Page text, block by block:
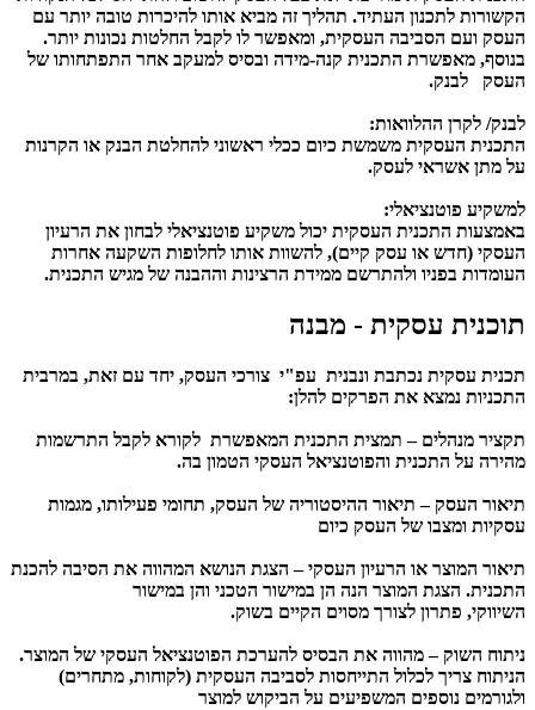
הקשורות לתכנון העתיד. תהליך זה מביא אותו להיכרות טובה יותר עם
העסק ועם הסביבה העסקית, ומאפשר לו לקבל החלטות נכונות יותר.
בנוסף, מאפשרת התכנית קנה-מידה ובסיס למעקב אחר התפתחותו של
העסק לבנק.
לבנק/ לקרן ההלוואות:
התכנית העסקית משמשת כיום ככלי ראשוני להחלטת הבנק או הקרנות
על מתן אשראי לעסק.
למשקיע פוטנציאלי:
באמצעות התכנית העסקית יכול משקיע פוטנציאלי לבחון את הרעיון
העסקי (חדש או עסק קיים), להשוות אותו לחלופות השקעה אחרות
העומדות בפניו ולהתרשם ממידת הרצינות וההבנה של מגיש התכנית.
תוכנית עסקית - מבנה
תכנית עסקית נכתבת ונבנית עפ"י צורכי העסק, יחד עם זאת, במרבית
התכניות נמצא את הפרקים להלן:
תקציר מנהלים – תמצית התכנית המאפשרת לקורא לקבל התרשמות
מהירה על התכנית והפוטנציאל העסקי הטמון בה.
תיאור העסק – תיאור ההיסטוריה של העסק, תחומי פעילותו, מגמות
עסקיות ומצבו של העסק כיום
תיאור המוצר או הרעיון העסקי– הצגת הנושא המהווה את הסיבה להכנת
התכנית. הצגת המוצר הנה הן במישור הטכני והן במישור
השיווקי, פתרון לצורך מסוים הקיים בשוק.
ניתוח השוק – מהווה את הבסיס להערכת הפוטנציאל העסקי של המוצר.
הניתוח צריך לכלול התייחסות לסביבה העסקית (לקוחות, מתחרים)
ולגורמים נוספים המשפיעים על הביקוש למוצר